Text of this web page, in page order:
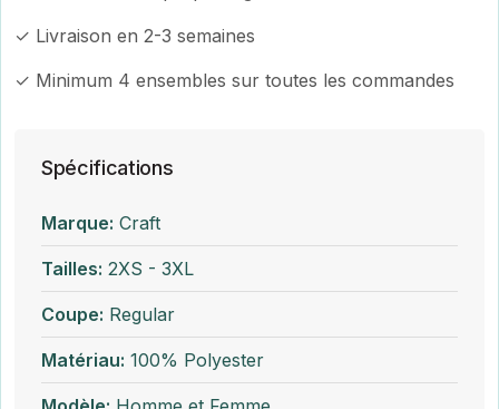
✓ Livraison en 2-3 semaines
✓ Minimum 4 ensembles sur toutes les commandes
Spécifications
Marque: Craft
Tailles: 2XS - 3XL
Coupe: Regular
Matériau: 100% Polyester